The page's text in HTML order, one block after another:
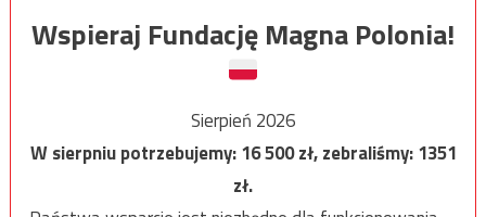
Wspieraj Fundację Magna Polonia!
Sierpień 2026
W sierpniu potrzebujemy:16 500zł, zebraliśmy:1351
zł.